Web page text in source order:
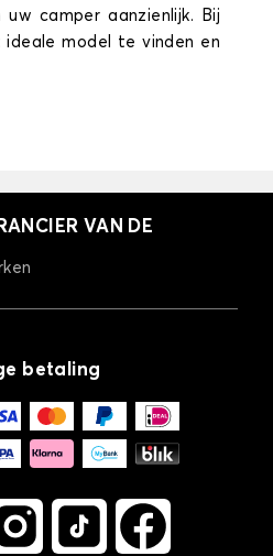
camper aanzienlijk. Bij
model te vinden en
VAN DE
betaling